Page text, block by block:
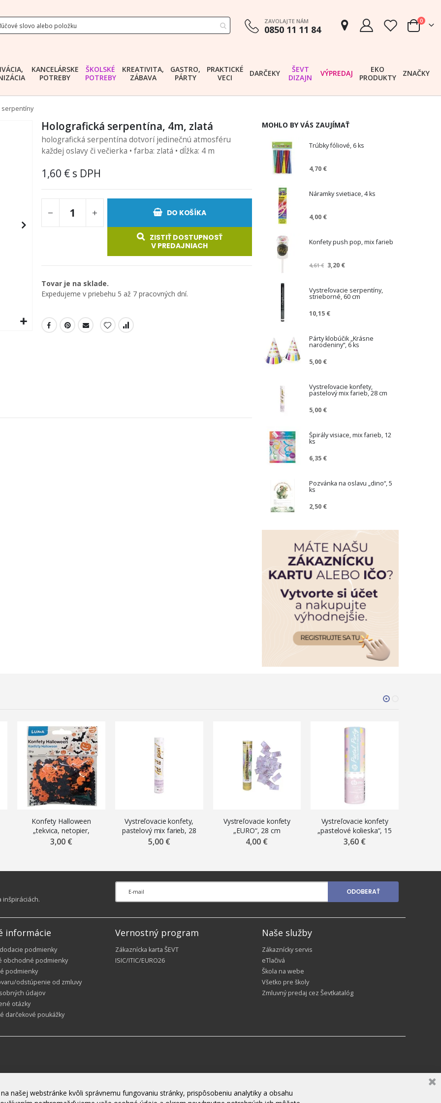
ZAVOLAJTE NÁM
0850 11 11 84 Cart
0
KANCELÁRSKE
POTREBY
ŠKOLSKÉ
POTREBY
KREATIVITA,
ZÁBAVA
GASTRO,
PÁRTY
PRAKTICKÉ
VECI
DARČEKY
ŠEVT
DIZAJN
VÝPREDAJ
EKO
PRODUKTY
ZNAČKY
serpentíny
Holografická serpentína, 4m, zlatá
holografická serpentína dotvorí jedinečnú atmosféru
každej oslavy či večierka • farba: zlatá • dĺžka: 4 m
1,60 €
DO KOŠÍKA
ZISTIŤ DOSTUPNOSŤ
V PREDAJNIACH
Tovar je na sklade.
Expedujeme v priebehu 5 až 7 pracovných dní.
MOHLO BY VÁS ZAUJÍMAŤ
Trúbky fóliové, 6 ks
4,70 €
Náramky svietiace, 4 ks
4,00 €
Konfety push pop, mix farieb
4,61 €
Z
ž
e
á
n
a
3,20 €
Vystreľovacie serpentíny,
strieborné, 60 cm
10,15 €
Párty klobúčik „Krásne
narodeniny“, 6 ks
5,00 €
Vystreľovacie konfety,
pastelový mix farieb, 28 cm
5,00 €
Špirály visiace, mix farieb, 12
ks
6,35 €
Pozvánka na oslavu „dino“, 5
ks
2,50 €
Konfety Halloween
„tekvica, netopier,
hviezdička“, 20 g
3,00 €
Vystreľovacie konfety,
pastelový mix farieb, 28
cm
5,00 €
Vystreľovacie konfety
„EURO“, 28 cm
4,00 €
Vystreľovacie konfety
„pastelové kolieska“, 15
cm
3,60 €
ODOBERAŤ
informácie
podmienky
obchodné podmienky
podmienky
odstúpenie od zmluvy
údajov
otázky
darčekové poukážky
Vernostný program
Zákaznícka karta ŠEVT
ISIC/ITIC/EURO26
Naše služby
Zákaznícky servis
eTlačivá
Škola na webe
Všetko pre školy
Zmluvný predaj cez Ševtkatalóg
našej webstránke kvôli správnemu fungovaniu stránky, prispôsobeniu analytiky a obsahu